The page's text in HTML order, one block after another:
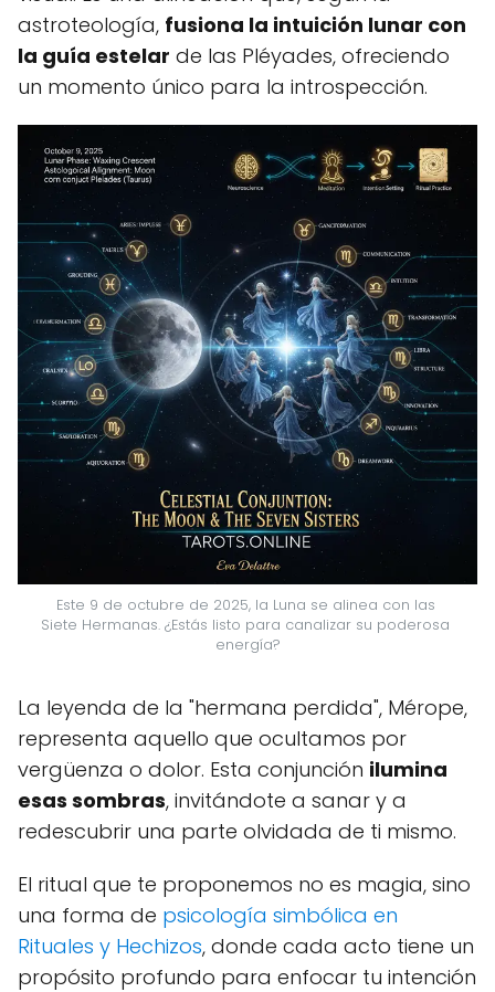
astroteología, fusiona la intuición lunar con
la guía estelar de las Pléyades, ofreciendo
un momento único para la introspección.
Este 9 de octubre de 2025, la Luna se alinea con las
Siete Hermanas. ¿Estás listo para canalizar su poderosa
energía?
La leyenda de la "hermana perdida", Mérope,
representa aquello que ocultamos por
vergüenza o dolor. Esta conjunción ilumina
esas sombras, invitándote a sanar y a
redescubrir una parte olvidada de ti mismo.
El ritual que te proponemos no es magia, sino
una forma de psicología simbólica en
Rituales y Hechizos, donde cada acto tiene un
propósito profundo para enfocar tu intención